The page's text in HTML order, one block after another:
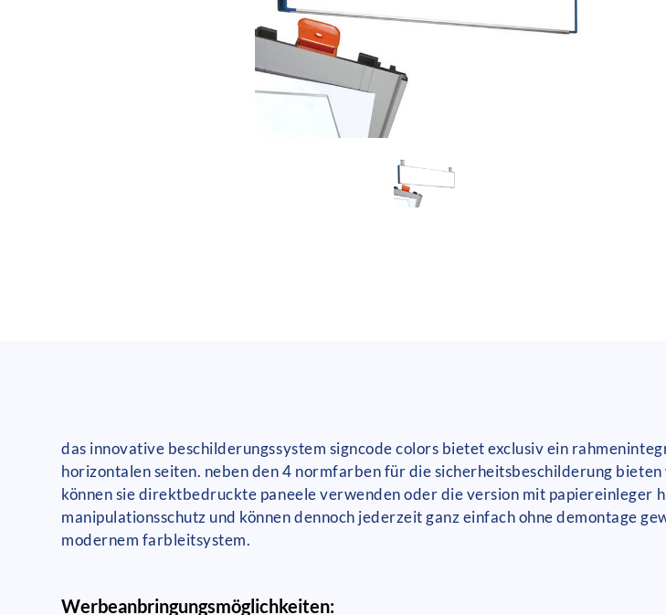
das innovative beschilderungssystem signcode colors bietet exclusiv ein
horizontalen seiten. neben den 4 normfarben für die sicherheitsbeschilderung
können sie direktbedruckte paneele verwenden oder die version mit papiereinleger
manipulationsschutz und können dennoch jederzeit ganz einfach ohne demontage
modernem farbleitsystem.
Werbeanbringungsmöglichkeiten: